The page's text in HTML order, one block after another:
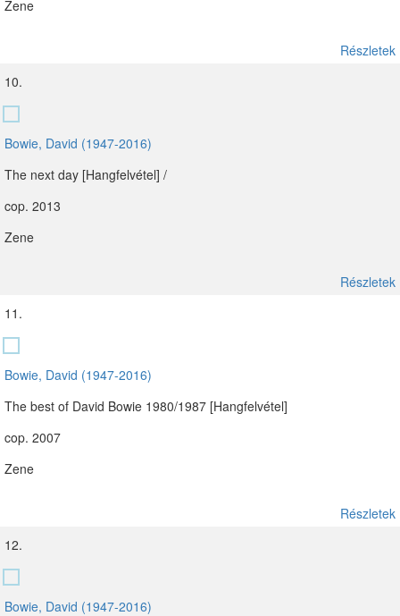
Zene
Részletek
10.
Bowie, David (1947-2016)
The next day [Hangfelvétel] /
cop. 2013
Zene
Részletek
11.
Bowie, David (1947-2016)
The best of David Bowie 1980/1987 [Hangfelvétel]
cop. 2007
Zene
Részletek
12.
Bowie, David (1947-2016)